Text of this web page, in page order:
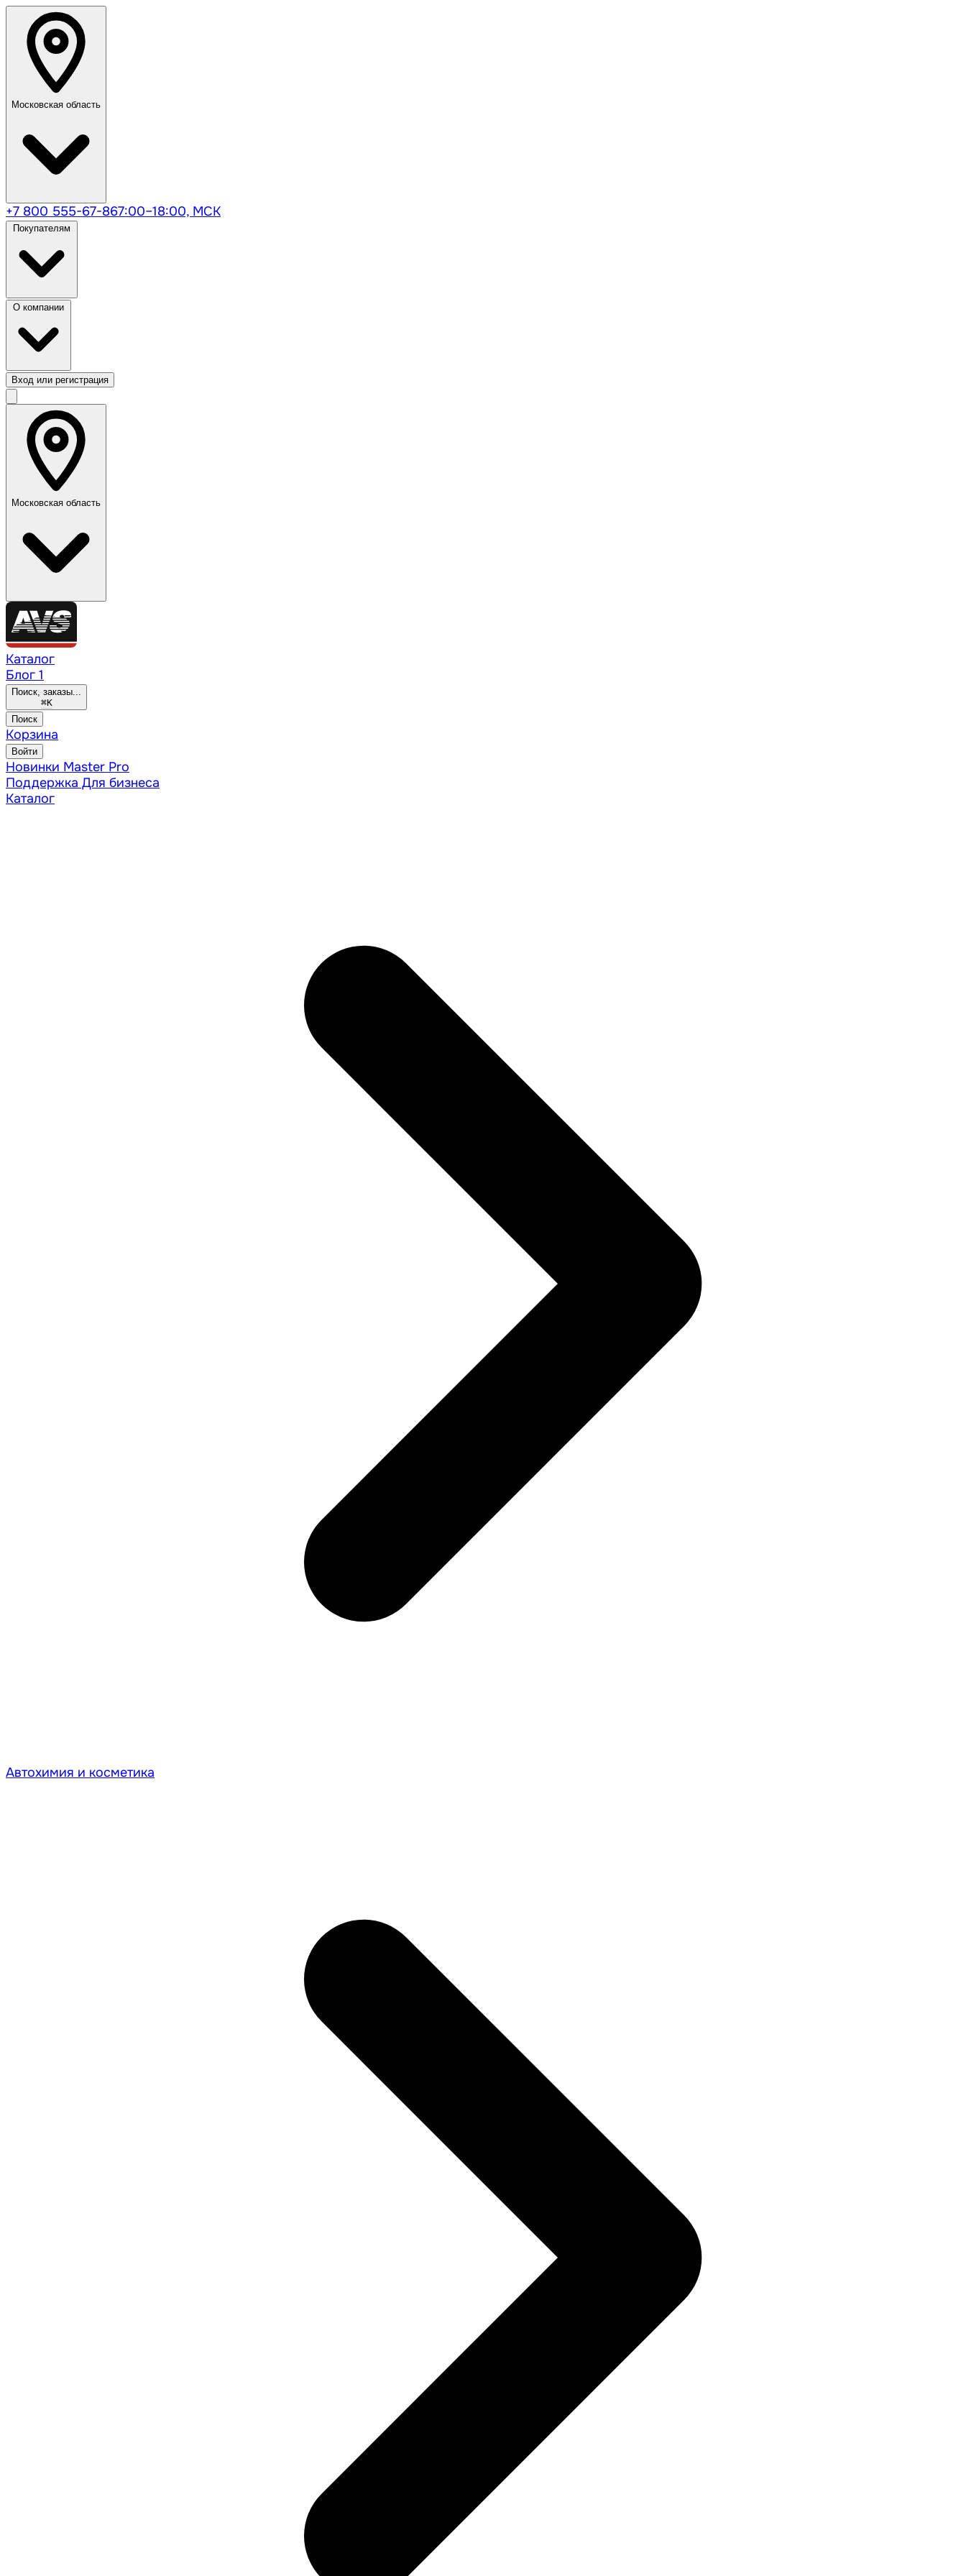
Московская область
+7 800 555-67-867:00–18:00, МСК
Вход или регистрация
Московская область
Каталог
Блог 1
Поиск, заказы...
⌘K
Поиск
Корзина
Войти
Новинки Master Pro
Поддержка Для бизнеса
Каталог
Автохимия и косметика